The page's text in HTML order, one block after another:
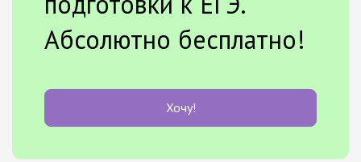
Абсолютно бесплатно!
Хочу!